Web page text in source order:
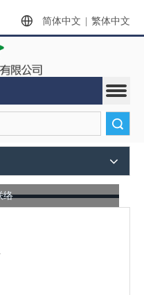
简体中文 繁体中文
络